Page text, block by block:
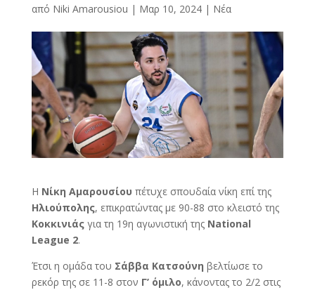
από Niki Amarousiou | Μαρ 10, 2024| Νέα
H Νίκη Αμαρουσίου πέτυχε σπουδαία νίκη επί της
Ηλιούπολης, επικρατώντας με 90-88 στο κλειστό της
Κοκκινιάςγια τη 19η αγωνιστική της National
League 2.
Έτσι η ομάδα του Σάββα Κατσούνη βελτίωσε το
ρεκόρ της σε 11-8 στον Γ’ όμιλο, κάνοντας το 2/2 στις